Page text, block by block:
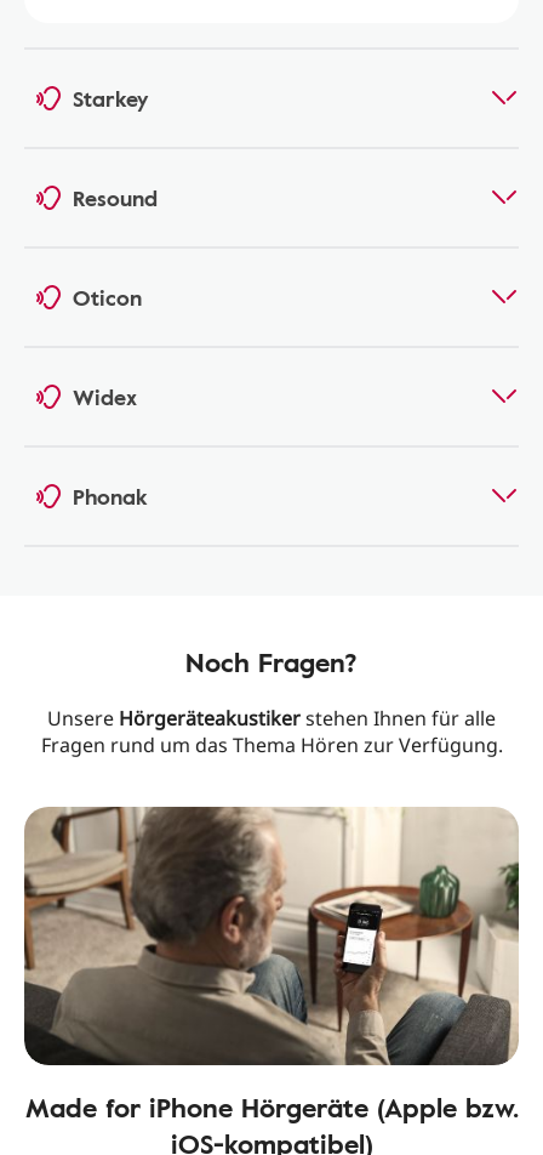
Starkey
Resound
Oticon
Widex
Phonak
Noch Fragen?
Unsere Hörgeräteakustikerstehen Ihnen für alle
Fragen rund um das Thema Hören zur Verfügung.
Made for iPhone Hörgeräte (Apple bzw.
iOS-kompatibel)